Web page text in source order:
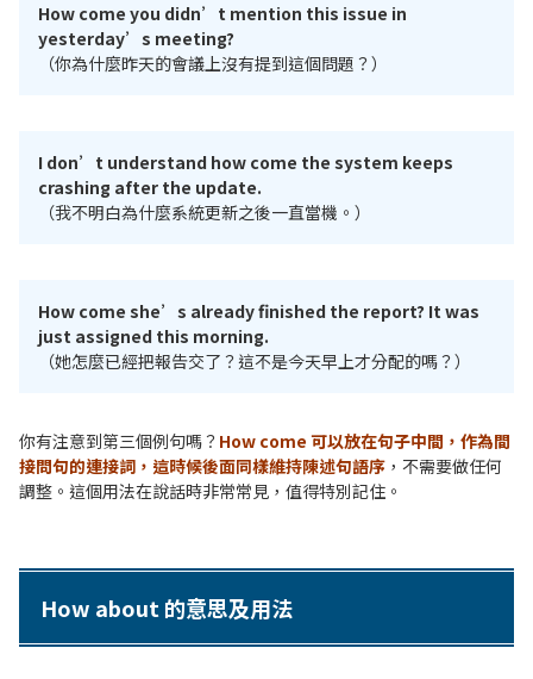
How come you didn’t mention this issue in
yesterday’s meeting?
（你為什麼昨天的會議上沒有提到這個問題？）
I don’t understand how come the system keeps
crashing after the update.
（我不明白為什麼系統更新之後一直當機。）
How come she’s already finished the report? It was
just assigned this morning.
（她怎麼已經把報告交了？這不是今天早上才分配的嗎？）
你有注意到第三個例句嗎？ How come 可以放在句子中間，作為間
接問句的連接詞，這時候後面同樣維持陳述句語序 ，不需要做任何
調整。這個用法在說話時非常常見，值得特別記住。
How about 的意思及用法